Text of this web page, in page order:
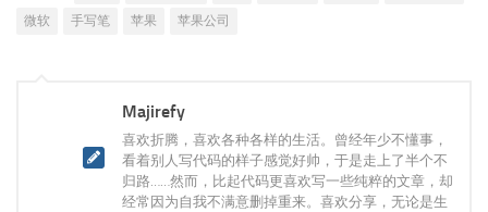
微软
手写笔 苹果 苹果公司
Majirefy
喜欢折腾，喜欢各种各样的生活。曾经年少不懂事，
看着别人写代码的样子感觉好帅，于是走上了半个不
归路……然而，比起代码更喜欢写一些纯粹的文章，却
经常因为自我不满意删掉重来。喜欢分享，无论是生